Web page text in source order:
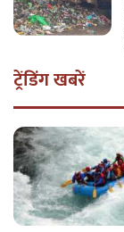
ट्रेंडिंग खबरें